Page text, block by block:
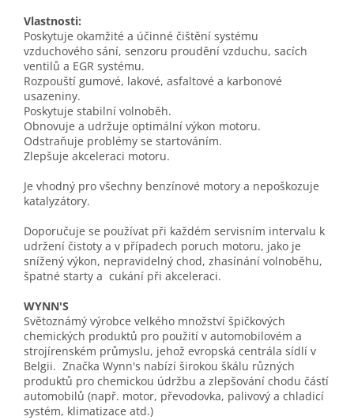
Vlastnosti:
Poskytuje okamžité a účinné čištění systému
vzduchového sání, senzoru proudění vzduchu, sacích
ventilů a EGR systému.
Rozpouští gumové, lakové, asfaltové a karbonové
usazeniny.
Poskytuje stabilní volnoběh.
Obnovuje a udržuje optimální výkon motoru.
Odstraňuje problémy se startováním.
Zlepšuje akceleraci motoru.
Je vhodný pro všechny benzínové motory a nepoškozuje
katalyzátory.
Doporučuje se používat při každém servisním intervalu k
udržení čistoty a v případech poruch motoru, jako je
snížený výkon, nepravidelný chod, zhasínání volnoběhu,
špatné starty a cukání při akceleraci.
WYNN'S
Světoznámý výrobce velkého množství špičkových
chemických produktů pro použití v automobilovém a
strojírenském průmyslu, jehož evropská centrála sídlí v
Belgii. Značka Wynn's nabízí širokou škálu různých
produktů pro chemickou údržbu a zlepšování chodu částí
automobilů (např. motor, převodovka, palivový a chladicí
systém, klimatizace atd.)